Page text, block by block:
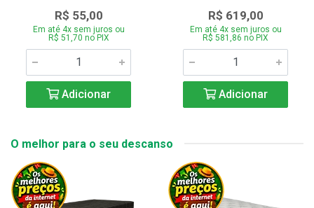
R$ 55,00
Em até 4x sem juros ou
R$ 51,70 no PIX
Adicionar
R$ 619,00
Em até 4x sem juros ou
R$ 581,86 no PIX
Adicionar
O melhor para o seu descanso